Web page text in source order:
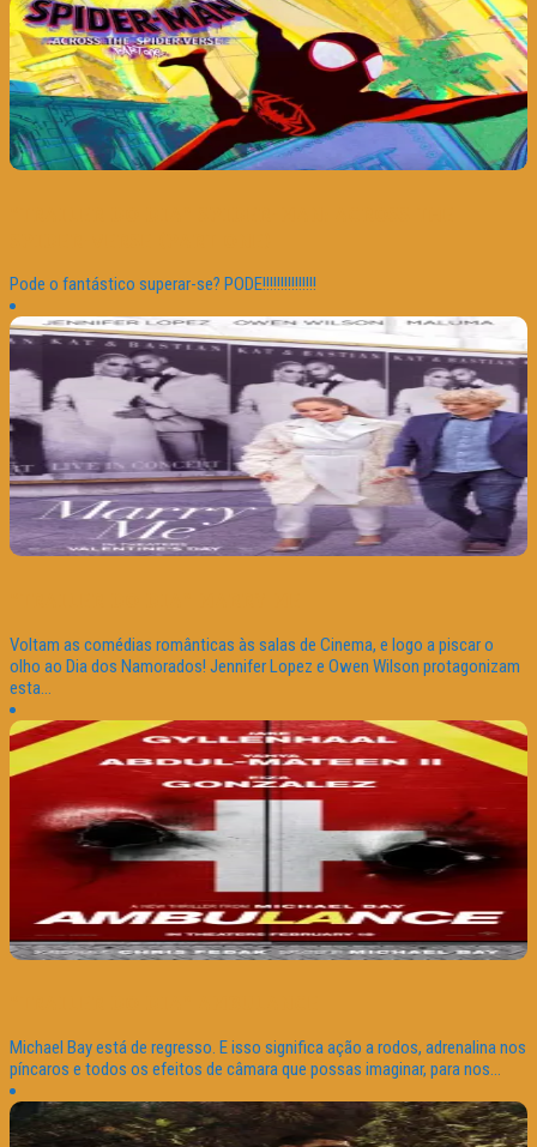
Pode o fantástico superar-se? PODE!!!!!!!!!!!!!!!
Voltam as comédias românticas às salas de Cinema, e logo a piscar o
olho ao Dia dos Namorados! Jennifer Lopez e Owen Wilson protagonizam
esta...
Michael Bay está de regresso. E isso significa ação a rodos, adrenalina nos
píncaros e todos os efeitos de câmara que possas imaginar, para nos...